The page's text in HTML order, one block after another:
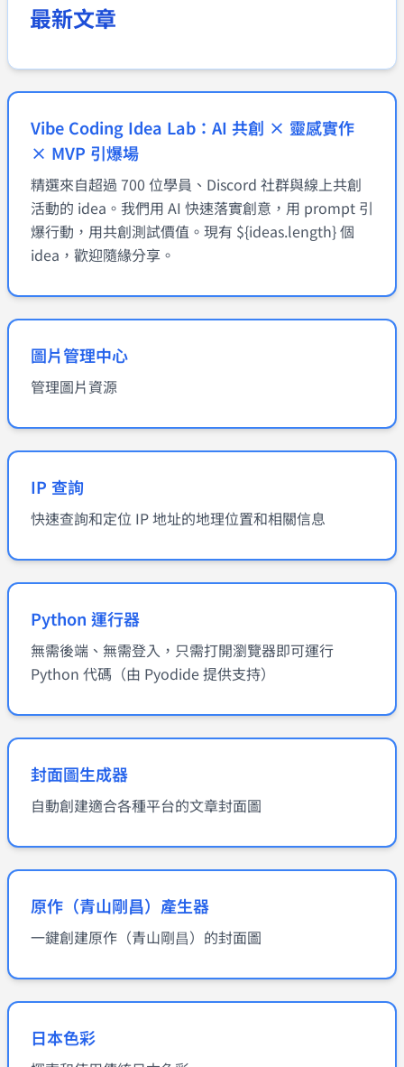
最新文章
Vibe Coding Idea Lab：AI 共創 × 靈感實作
× MVP 引爆場
精選來自超過 700 位學員、Discord 社群與線上共創
活動的 idea。我們用 AI 快速落實創意，用 prompt 引
爆行動，用共創測試價值。現有 ${ideas.length} 個
idea，歡迎隨緣分享。
圖片管理中心
管理圖片資源
IP 查詢
快速查詢和定位 IP 地址的地理位置和相關信息
Python 運行器
無需後端、無需登入，只需打開瀏覽器即可運行
Python 代碼（由 Pyodide 提供支持）
封面圖生成器
自動創建適合各種平台的文章封面圖
原作（青山剛昌）產生器
一鍵創建原作（青山剛昌）的封面圖
日本色彩